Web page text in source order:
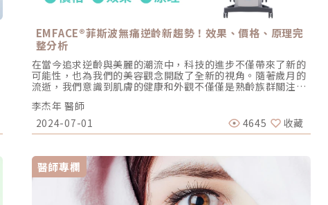
EMFACE®菲斯波無痛逆齡新趨勢！效果、價格、原理完
整分析
在當今追求逆齡與美麗的潮流中，科技的進步不僅帶來了新的
可能性，也為我們的美容觀念開啟了全新的視角。隨著歲月的
流逝，我們意識到肌膚的健康和外觀不僅僅是熟齡族群關注的
重點，同樣也是年輕一代日益關注的焦點之一。 針對肌膚鬆
弛、下垂及其他衰老跡象，EMFACE® 重磅來襲，它不僅是一
種技術的革新，更是肌膚重塑的藝術。透過結合HIFES和SYNC
RF技術，EMFACE®不僅能有效提升肌肉密度，還能重啟膠原
信。讓我們一起來了解，EMFACE®這項前瞻性的醫美療程，
完整分析它的效果、價格、原理、常見問題。什麼是
EMFACE®？ EMFACE®是一項創新且先進的醫美療程，結合了
HIFES）和SYNC RF技術，為肌膚帶來全方位的年輕化效果。
這項技術的獨特之處在於它不僅能有效提升肌肉密度，還能重
李杰年 醫師
2024-07-01
4645 收藏
醫師專欄